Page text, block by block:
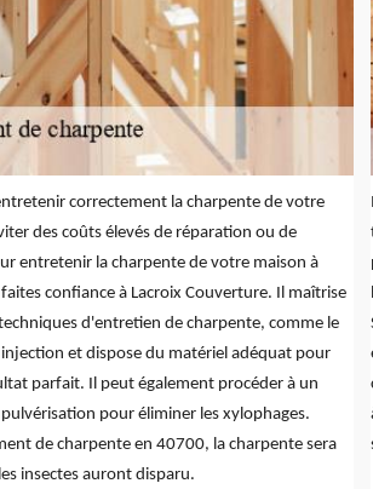
correctement la charpente de votre
des coûts élevés de réparation ou de
entretenir la charpente de votre maison à
confiance à Lacroix Couverture. Il maîtrise
d'entretien de charpente, comme le
et dispose du matériel adéquat pour
parfait. Il peut également procéder à un
pour éliminer les xylophages.
de charpente en 40700, la charpente sera
insectes auront disparu.